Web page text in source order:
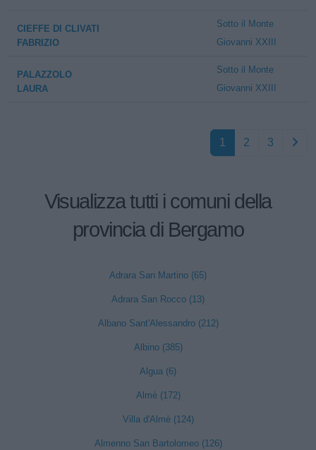
CIEFFE DI CLIVATI
FABRIZIO
Sotto il Monte
Giovanni XXIII
PALAZZOLO
LAURA
Sotto il Monte
Giovanni XXIII
1 2 3
Visualizza tutti i comuni della
provincia di Bergamo
Adrara San Martino (65)
Adrara San Rocco (13)
Albano Sant'Alessandro (212)
Albino (385)
Algua (6)
Almè (172)
Villa d'Almè (124)
Almenno San Bartolomeo (126)